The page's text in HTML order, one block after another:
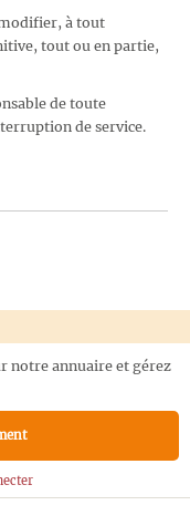
à tout
tout ou en partie,
de toute
de service.
notre annuaire et gérez